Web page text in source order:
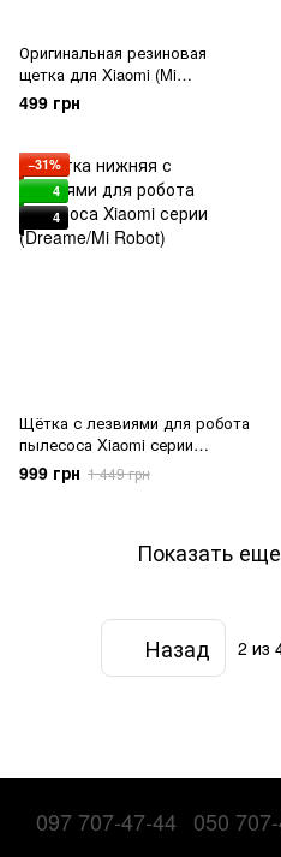
Оригинальная резиновая
щетка для Xiaomi (Mi
Robot/Dreame) серия
499 грн
−31%
4
4
Щётка с лезвиями для робота
пылесоса Xiaomi серии
(Dreame/Mi Robot)
999 грн 1 449 грн
Показать
Назад 2 из
097 707-47-44 050